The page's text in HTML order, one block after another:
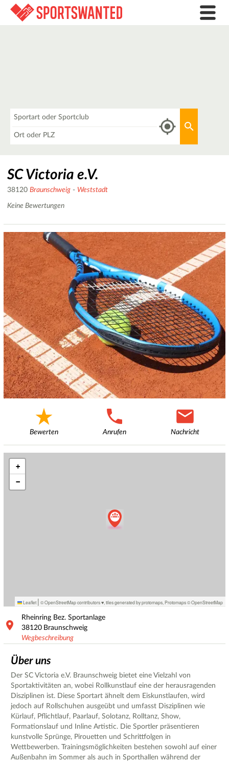
SC Victoria e.V.
38120 Braunschweig - Weststadt
Keine Bewertungen
Bewerten Anrufen Nachricht
+
−
Leaflet | © OpenStreetMap contributors ♥, tiles generated by protomaps Protomaps©OpenStreetMap
Rheinring Bez. Sportanlage
38120 Braunschweig
Wegbeschreibung
Über uns
Der SC Victoria e.V. Braunschweig bietet eine Vielzahl von
Sportaktivitäten an, wobei Rollkunstlauf eine der herausragenden
Disziplinen ist. Diese Sportart ähnelt dem Eiskunstlaufen, wird
jedoch auf Rollschuhen ausgeübt und umfasst Disziplinen wie
Kürlauf, Pflichtlauf, Paarlauf, Solotanz, Rolltanz, Show,
Formationslauf und Inline Artistic. Die Sportler präsentieren
kunstvolle Sprünge, Pirouetten und Schrittfolgen in
Wettbewerben. Trainingsmöglichkeiten bestehen sowohl auf einer
Außenbahn im Sommer als auch in Sporthallen während der